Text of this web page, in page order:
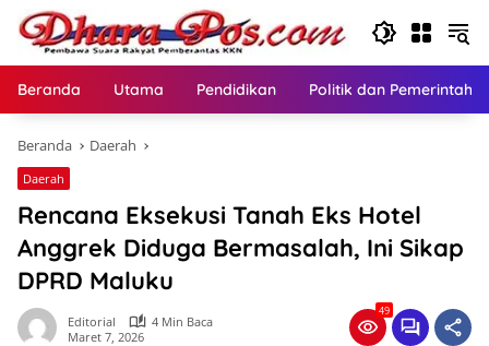
Langsung
konten
Beranda Utama Pendidikan Politik dan
Beranda Daerah
Daerah
Rencana Eksekusi Tanah Eks Hotel
Anggrek Diduga Bermasalah, Ini Sikap
DPRD Maluku
Editorial
4 Min Baca
Maret 7, 2026
49